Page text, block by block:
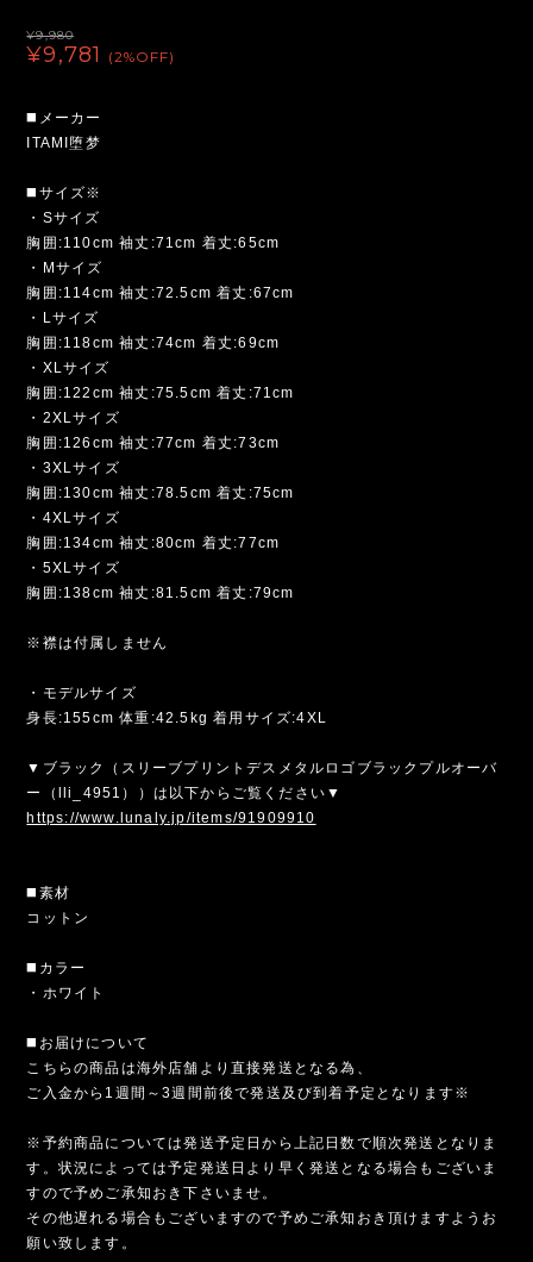
¥9,980
¥9,781 (2%OFF)
◼️メーカー
ITAMI堕梦
◼️サイズ※
・Sサイズ
胸囲:110cm 袖丈:71cm 着丈:65cm
・Mサイズ
胸囲:114cm 袖丈:72.5cm 着丈:67cm
・Lサイズ
胸囲:118cm 袖丈:74cm 着丈:69cm
・XLサイズ
胸囲:122cm 袖丈:75.5cm 着丈:71cm
・2XLサイズ
胸囲:126cm 袖丈:77cm 着丈:73cm
・3XLサイズ
胸囲:130cm 袖丈:78.5cm 着丈:75cm
・4XLサイズ
胸囲:134cm 袖丈:80cm 着丈:77cm
・5XLサイズ
胸囲:138cm 袖丈:81.5cm 着丈:79cm
※襟は付属しません
・モデルサイズ
身長:155cm 体重:42.5kg 着用サイズ:4XL
▼ブラック（スリーブプリントデスメタルロゴブラックプルオーバ
ー（lli_4951））は以下からご覧ください▼
https://www.lunaly.jp/items/91909910
◼️素材
コットン
◼️カラー
・ホワイト
◼️お届けについて
こちらの商品は海外店舗より直接発送となる為、
ご入金から1週間～3週間前後で発送及び到着予定となります※
※予約商品については発送予定日から上記日数で順次発送となりま
す。状況によっては予定発送日より早く発送となる場合もございま
すので予めご承知おき下さいませ。
その他遅れる場合もございますので予めご承知おき頂けますようお
願い致します。